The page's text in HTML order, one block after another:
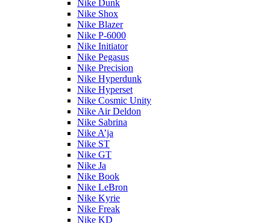
Nike Dunk
Nike Shox
Nike Blazer
Nike P-6000
Nike Initiator
Nike Pegasus
Nike Precision
Nike Hyperdunk
Nike Hyperset
Nike Cosmic Unity
Nike Air Deldon
Nike Sabrina
Nike A’ja
Nike ST
Nike GT
Nike Ja
Nike Book
Nike LeBron
Nike Kyrie
Nike Freak
Nike KD